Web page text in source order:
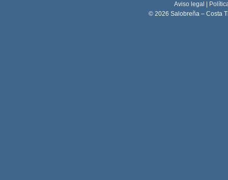
Aviso legal |
© 2026 Salobreña – Costa